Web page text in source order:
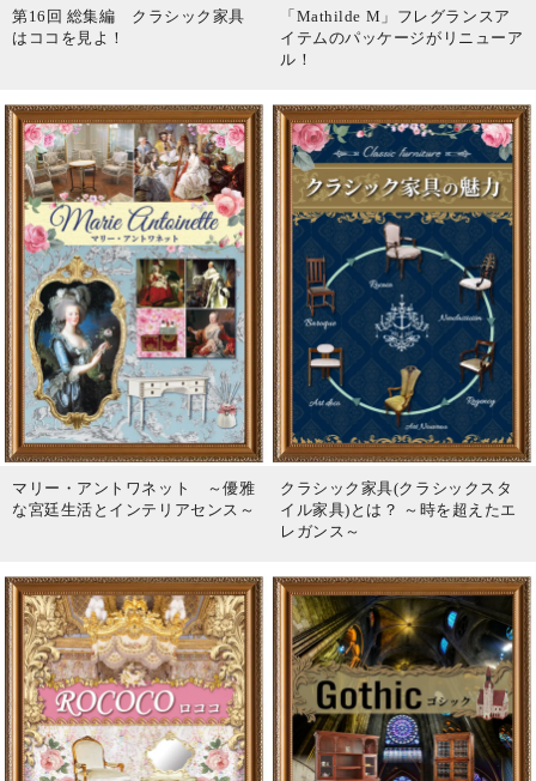
第16回 総集編 クラシック家具
はココを見よ！
「Mathilde M」フレグランスア
イテムのパッケージがリニューア
ル！
マリー・アントワネット ～優雅
な宮廷生活とインテリアセンス～
クラシック家具(クラシックスタ
イル家具)とは？ ～時を超えたエ
レガンス～